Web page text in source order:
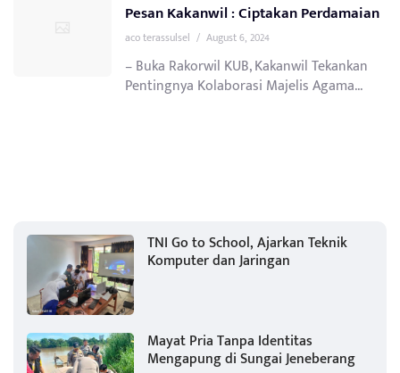
Pesan Kakanwil : Ciptakan Perdamaian
aco terassulsel / August 6, 2024
– Buka Rakorwil KUB, Kakanwil Tekankan
Pentingnya Kolaborasi Majelis Agama...
TNI Go to School, Ajarkan Teknik
Komputer dan Jaringan
Mayat Pria Tanpa Identitas
Mengapung di Sungai Jeneberang